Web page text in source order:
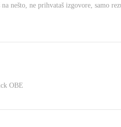
nešto, ne prihvataš izgovore, samo
OBE